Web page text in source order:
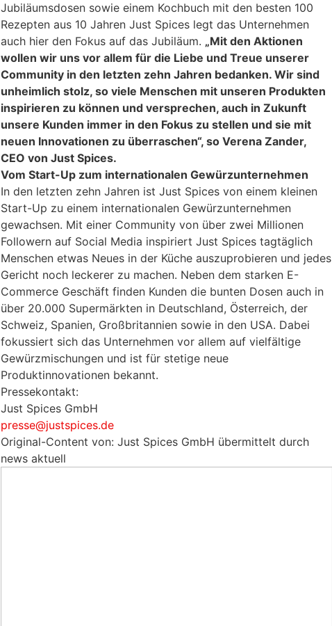
Jubiläumsdosen sowie einem Kochbuch mit den besten 100
Rezepten aus 10 Jahren Just Spices legt das Unternehmen
auch hier den Fokus auf das Jubiläum. „Mit den Aktionen
wollen wir uns vor allem für die Liebe und Treue unserer
Community in den letzten zehn Jahren bedanken. Wir sind
unheimlich stolz, so viele Menschen mit unseren Produkten
inspirieren zu können und versprechen, auch in Zukunft
unsere Kunden immer in den Fokus zu stellen und sie mit
neuen Innovationen zu überraschen“, so Verena Zander,
CEO von Just Spices.
Vom Start-Up zum internationalen Gewürzunternehmen
In den letzten zehn Jahren ist Just Spices von einem kleinen
Start-Up zu einem internationalen Gewürzunternehmen
gewachsen. Mit einer Community von über zwei Millionen
Followern auf Social Media inspiriert Just Spices tagtäglich
Menschen etwas Neues in der Küche auszuprobieren und jedes
Gericht noch leckerer zu machen. Neben dem starken E-
Commerce Geschäft finden Kunden die bunten Dosen auch in
über 20.000 Supermärkten in Deutschland, Österreich, der
Schweiz, Spanien, Großbritannien sowie in den USA. Dabei
fokussiert sich das Unternehmen vor allem auf vielfältige
Gewürzmischungen und ist für stetige neue
Produktinnovationen bekannt.
Pressekontakt:
Just Spices GmbH
presse@justspices.de
Original-Content von: Just Spices GmbH übermittelt durch
news aktuell